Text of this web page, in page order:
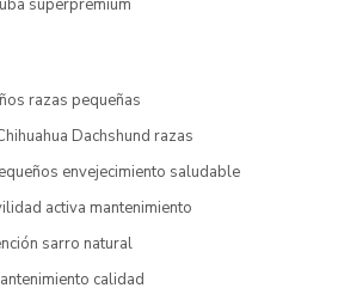
superpremium
razas pequeñas
Dachshund razas
envejecimiento saludable
activa mantenimiento
sarro natural
calidad